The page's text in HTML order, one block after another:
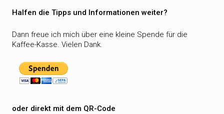
Halfen die Tipps und Informationen weiter?
Dann freue ich mich über eine kleine Spende für die
Kaffee-Kasse. Vielen Dank.
oder direkt mit dem QR-Code